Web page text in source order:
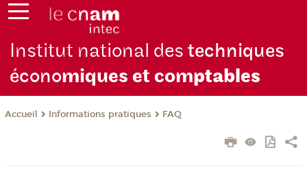
Institut national destechniques
économiques et comptables
Accueil Informations pratiques FAQ